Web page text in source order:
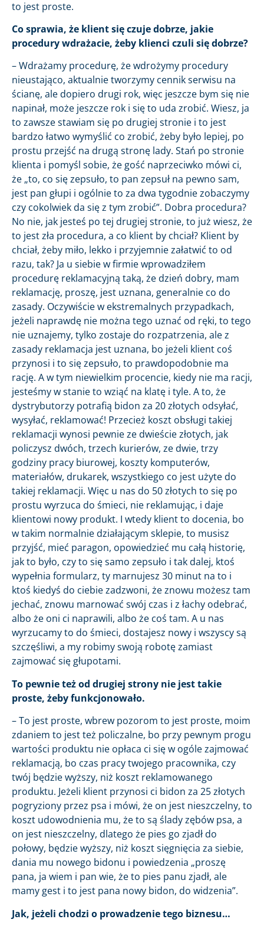
to jest proste.
Co sprawia, że klient się czuje dobrze, jakie
procedury wdrażacie, żeby klienci czuli się dobrze?
– Wdrażamy procedurę, że wdrożymy procedury
nieustająco, aktualnie tworzymy cennik serwisu na
ścianę, ale dopiero drugi rok, więc jeszcze bym się nie
napinał, może jeszcze rok i się to uda zrobić. Wiesz, ja
to zawsze stawiam się po drugiej stronie i to jest
bardzo łatwo wymyślić co zrobić, żeby było lepiej, po
prostu przejść na drugą stronę lady. Stań po stronie
klienta i pomyśl sobie, że gość naprzeciwko mówi ci,
że „to, co się zepsuło, to pan zepsuł na pewno sam,
jest pan głupi i ogólnie to za dwa tygodnie zobaczymy
czy cokolwiek da się z tym zrobić”. Dobra procedura?
No nie, jak jesteś po tej drugiej stronie, to już wiesz, że
to jest zła procedura, a co klient by chciał? Klient by
chciał, żeby miło, lekko i przyjemnie załatwić to od
razu, tak? Ja u siebie w firmie wprowadziłem
procedurę reklamacyjną taką, że dzień dobry, mam
reklamację, proszę, jest uznana, generalnie co do
zasady. Oczywiście w ekstremalnych przypadkach,
jeżeli naprawdę nie można tego uznać od ręki, to tego
nie uznajemy, tylko zostaje do rozpatrzenia, ale z
zasady reklamacja jest uznana, bo jeżeli klient coś
przynosi i to się zepsuło, to prawdopodobnie ma
rację. A w tym niewielkim procencie, kiedy nie ma racji,
jesteśmy w stanie to wziąć na klatę i tyle. A to, że
dystrybutorzy potrafią bidon za 20 złotych odsyłać,
wysyłać, reklamować! Przecież koszt obsługi takiej
reklamacji wynosi pewnie ze dwieście złotych, jak
policzysz dwóch, trzech kurierów, ze dwie, trzy
godziny pracy biurowej, koszty komputerów,
materiałów, drukarek, wszystkiego co jest użyte do
takiej reklamacji. Więc u nas do 50 złotych to się po
prostu wyrzuca do śmieci, nie reklamując, i daje
klientowi nowy produkt. I wtedy klient to docenia, bo
w takim normalnie działającym sklepie, to musisz
przyjść, mieć paragon, opowiedzieć mu całą historię,
jak to było, czy to się samo zepsuło i tak dalej, ktoś
wypełnia formularz, ty marnujesz 30 minut na to i
ktoś kiedyś do ciebie zadzwoni, że znowu możesz tam
jechać, znowu marnować swój czas i z łachy odebrać,
albo że oni ci naprawili, albo że coś tam. A u nas
wyrzucamy to do śmieci, dostajesz nowy i wszyscy są
szczęśliwi, a my robimy swoją robotę zamiast
zajmować się głupotami.
To pewnie też od drugiej strony nie jest takie
proste, żeby funkcjonowało.
– To jest proste, wbrew pozorom to jest proste, moim
zdaniem to jest też policzalne, bo przy pewnym progu
wartości produktu nie opłaca ci się w ogóle zajmować
reklamacją, bo czas pracy twojego pracownika, czy
twój będzie wyższy, niż koszt reklamowanego
produktu. Jeżeli klient przynosi ci bidon za 25 złotych
pogryziony przez psa i mówi, że on jest nieszczelny, to
koszt udowodnienia mu, że to są ślady zębów psa, a
on jest nieszczelny, dlatego że pies go zjadł do
połowy, będzie wyższy, niż koszt sięgnięcia za siebie,
dania mu nowego bidonu i powiedzenia „proszę
pana, ja wiem i pan wie, że to pies panu zjadł, ale
mamy gest i to jest pana nowy bidon, do widzenia”.
Jak, jeżeli chodzi o prowadzenie tego biznesu…